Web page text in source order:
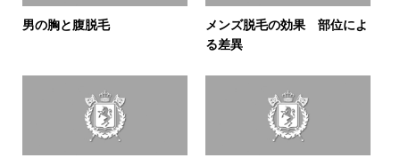
男の胸と腹脱毛
メンズ脱毛の効果 部位によ
る差異